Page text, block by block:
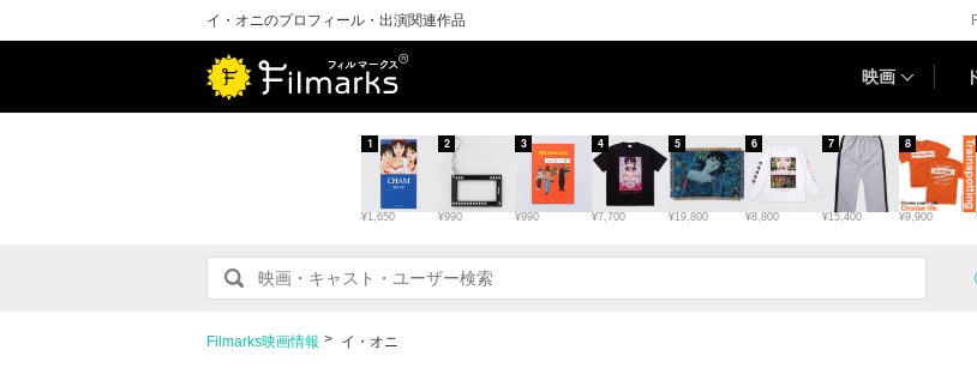
イ・オニのプロフィール・出演関連作品
映画
¥1,650
1
¥990
2
¥990
3
¥7,700
4
¥19,800
5
¥8,800
6
¥15,400
7
¥9,900
8
Filmarks映画情報 イ・オニ